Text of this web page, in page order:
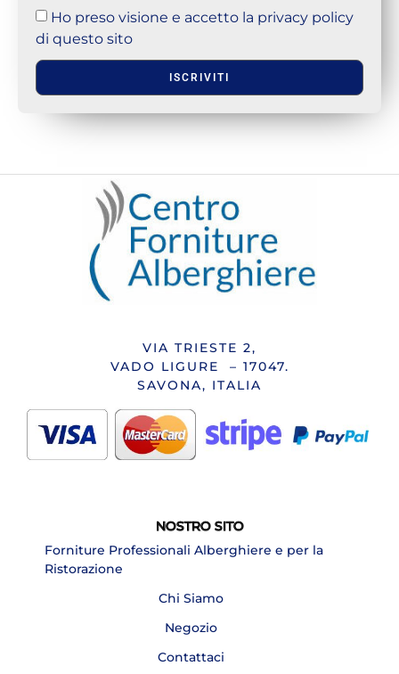
Ho preso visione e accetto la privacy policy
di questo sito
ISCRIVITI
VIA TRIESTE 2,
VADO LIGURE – 17047.
SAVONA, ITALIA
NOSTRO SITO
Forniture Professionali Alberghiere e per la
Ristorazione
Chi Siamo
Negozio
Contattaci